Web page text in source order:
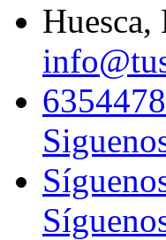
Huesca,